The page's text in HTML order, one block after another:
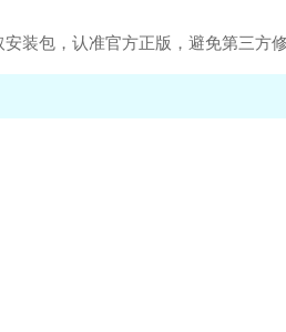
装包，认准官方正版，避免第三方修